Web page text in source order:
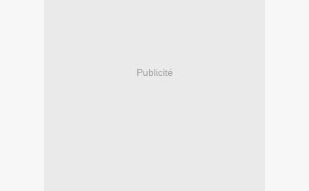
Publicité